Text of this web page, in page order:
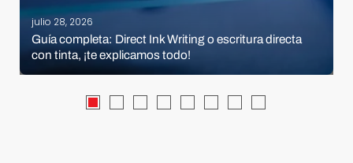
julio 28, 2026
Guía completa: Direct Ink Writing o escritura directa
con tinta, ¡te explicamos todo!